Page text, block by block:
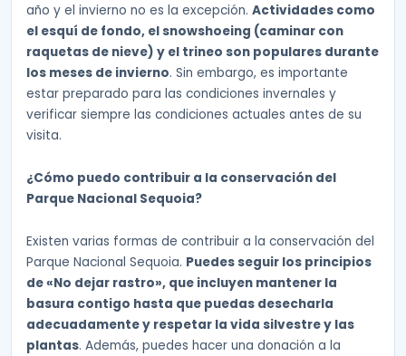
año y el invierno no es la excepción. Actividades como
el esquí de fondo, el snowshoeing (caminar con
raquetas de nieve) y el trineo son populares durante
los meses de invierno. Sin embargo, es importante
estar preparado para las condiciones invernales y
verificar siempre las condiciones actuales antes de su
visita.
¿Cómo puedo contribuir a la conservación del
Parque Nacional Sequoia?
Existen varias formas de contribuir a la conservación del
Parque Nacional Sequoia. Puedes seguir los principios
de «No dejar rastro», que incluyen mantener la
basura contigo hasta que puedas desecharla
adecuadamente y respetar la vida silvestre y las
plantas. Además, puedes hacer una donación a la